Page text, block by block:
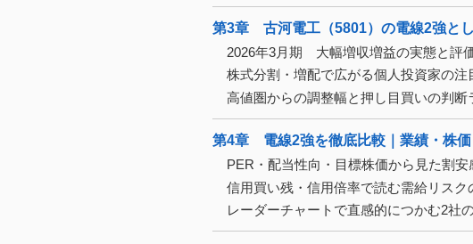
第3章 古河電工（5801）の電線2強と
2026年3月期 大幅増収増益の実態と評
株式分割・増配で広がる個人投資家の注
高値圏からの調整幅と押し目買いの判断
第4章 電線2強を徹底比較｜業績・株価
PER・配当性向・目標株価から見た割安
信用買い残・信用倍率で読む需給リスク
レーダーチャートで直感的につかむ2社